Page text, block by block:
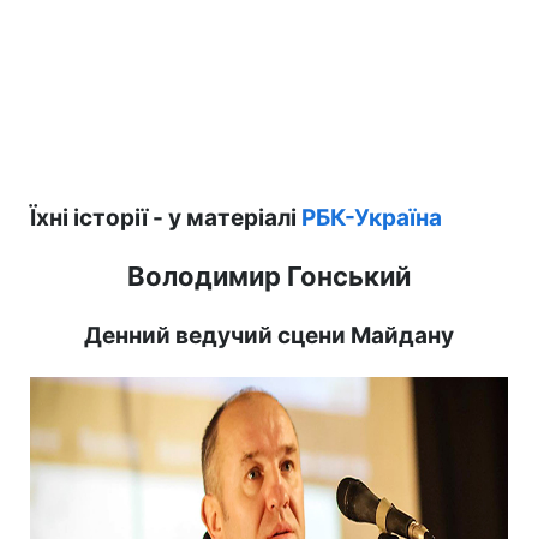
Їхні історії - у матеріалі РБК-Україна
Володимир Гонський
Денний ведучий сцени Майдану